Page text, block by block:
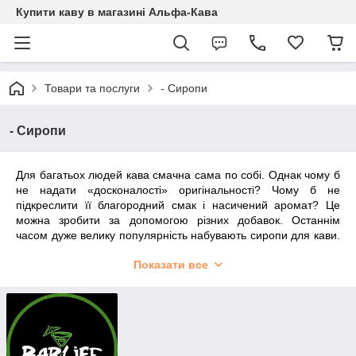
Купити каву в магазині Альфа-Кава
Товари та послуги - Сиропи
- Сиропи
Для багатьох людей кава смачна сама по собі. Однак чому б
не надати «досконалості» оригінальності? Чому б не
підкреслити її благородний смак і насичений аромат? Це
можна зробити за допомогою різних добавок. Останнім
часом дуже велику популярність набувають сиропи для кави.
зі звичного кави щось незвичайне і захоплююче! Наприклад,
байдужим. А кава з м'ятним сиропом зможе здивувати навіть
найдосвідченішого гурмана або кофенами.
arlife сироп
– це натуральний продукт, що складається з
соку та інших складових. Його основою є концентрований
Показати все